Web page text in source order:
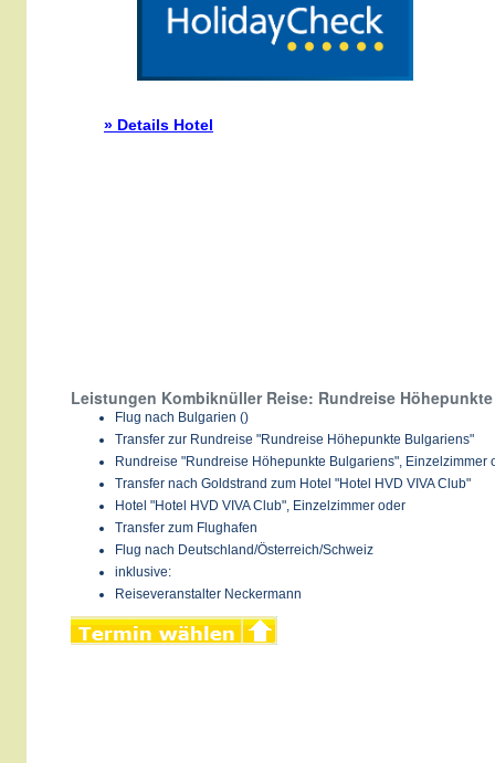
» Details Hotel
Leistungen Kombiknüller Reise: Rundreise
Flug nach Bulgarien ()
Transfer zur Rundreise "Rundreise Höhepunkte Bulgariens"
Rundreise "Rundreise Höhepunkte Bulgariens", Einzelzimmer
Transfer nach Goldstrand zum Hotel "Hotel HVD VIVA Club"
Hotel "Hotel HVD VIVA Club", Einzelzimmer oder
Transfer zum Flughafen
Flug nach Deutschland/Österreich/Schweiz
inklusive:
Reiseveranstalter Neckermann